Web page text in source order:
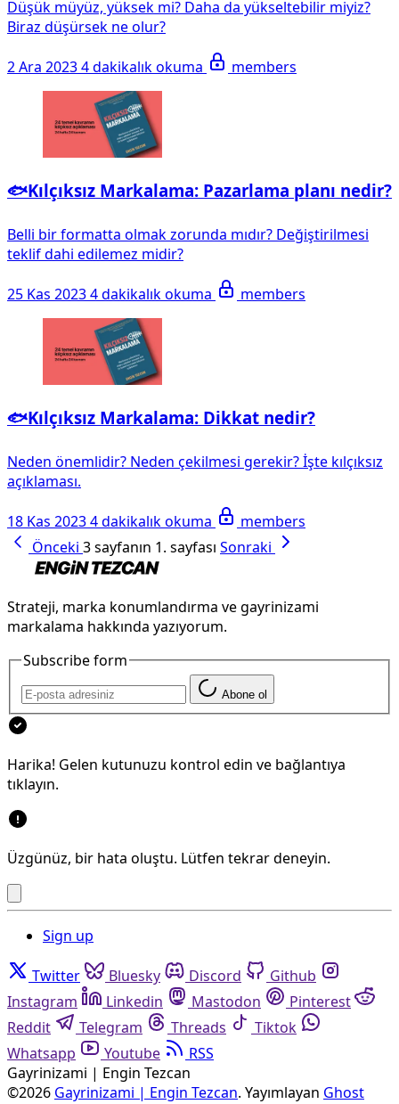
Düşük müyüz, yüksek mi? Daha da yükseltebilir miyiz?
Biraz düşürsek ne olur?
2 Ara 20234 dakikalık okuma members
🐟Kılçıksız Markalama: Pazarlama planı nedir?
Belli bir formatta olmak zorunda mıdır? Değiştirilmesi
teklif dahi edilemez midir?
25 Kas 20234 dakikalık okuma members
🐟Kılçıksız Markalama: Dikkat nedir?
Neden önemlidir? Neden çekilmesi gerekir? İşte kılçıksız
açıklaması.
18 Kas 20234 dakikalık okuma
members
Önceki 3 sayfanın 1. sayfası Sonraki
Strateji, marka konumlandırma ve gayrinizami
markalama hakkında yazıyorum.
Subscribe form
Abone ol
Harika! Gelen kutunuzu kontrol edin ve bağlantıya
tıklayın.
Üzgünüz, bir hata oluştu. Lütfen tekrar deneyin.
Sign up
Twitter Bluesky Discord
Github
Instagram
Linkedin Mastodon
Pinterest
Reddit
Telegram Threads
Tiktok
Whatsapp
Youtube
RSS
Gayrinizami | Engin Tezcan
©2026 Gayrinizami | Engin Tezcan. Yayımlayan Ghost